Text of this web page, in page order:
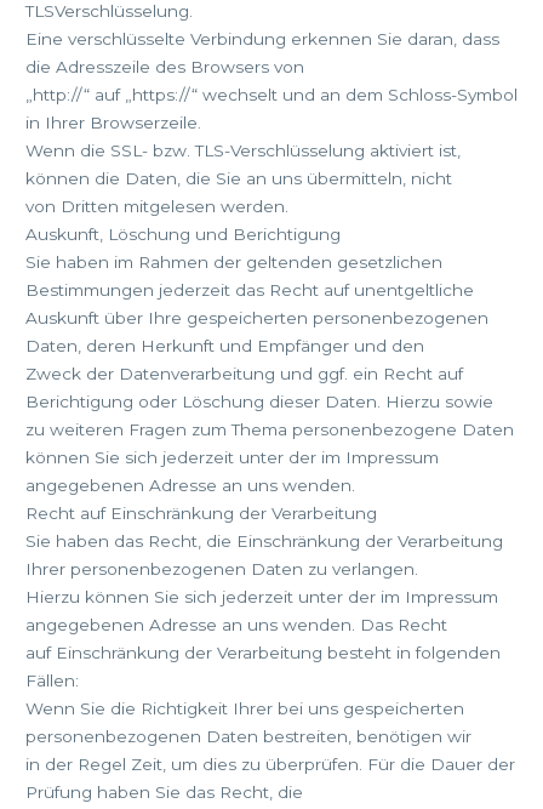
TLSVerschlüsselung.
Eine verschlüsselte Verbindung erkennen Sie daran, dass
die Adresszeile des Browsers von
„http://“ auf „https://“ wechselt und an dem Schloss-Symbol
in Ihrer Browserzeile.
Wenn die SSL- bzw. TLS-Verschlüsselung aktiviert ist,
können die Daten, die Sie an uns übermitteln, nicht
von Dritten mitgelesen werden.
Auskunft, Löschung und Berichtigung
Sie haben im Rahmen der geltenden gesetzlichen
Bestimmungen jederzeit das Recht auf unentgeltliche
Auskunft über Ihre gespeicherten personenbezogenen
Daten, deren Herkunft und Empfänger und den
Zweck der Datenverarbeitung und ggf. ein Recht auf
Berichtigung oder Löschung dieser Daten. Hierzu sowie
zu weiteren Fragen zum Thema personenbezogene Daten
können Sie sich jederzeit unter der im Impressum
angegebenen Adresse an uns wenden.
Recht auf Einschränkung der Verarbeitung
Sie haben das Recht, die Einschränkung der Verarbeitung
Ihrer personenbezogenen Daten zu verlangen.
Hierzu können Sie sich jederzeit unter der im Impressum
angegebenen Adresse an uns wenden. Das Recht
auf Einschränkung der Verarbeitung besteht in folgenden
Fällen:
Wenn Sie die Richtigkeit Ihrer bei uns gespeicherten
personenbezogenen Daten bestreiten, benötigen wir
in der Regel Zeit, um dies zu überprüfen. Für die Dauer der
Prüfung haben Sie das Recht, die